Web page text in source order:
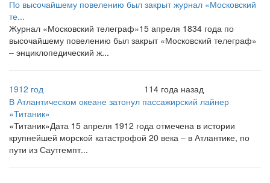
По высочайшему повелению был закрыт журнал «Московский
те...
Журнал «Московский телеграф»15 апреля 1834 года по
высочайшему повелению был закрыт «Московский телеграф»
– энциклопедический ж...
1912 год
114 года назад
В Атлантическом океане затонул пассажирский лайнер
«Титаник»
«Титаник»Дата 15 апреля 1912 года отмечена в истории
крупнейшей морской катастрофой 20 века – в Атлантике, по
пути из Саутгемпт...